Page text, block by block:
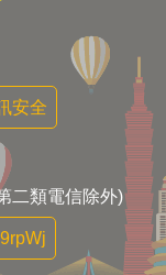
安全
二類電信除外)